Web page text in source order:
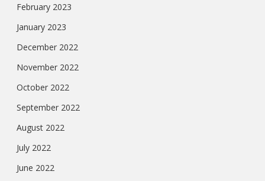
February 2023
January 2023
December 2022
November 2022
October 2022
September 2022
August 2022
July 2022
June 2022